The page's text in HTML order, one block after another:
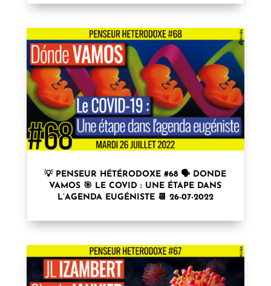
💡 PENSEUR HÉTÉRODOXE #68 🗣 DONDE
VAMOS 🎯 LE COVID : UNE ÉTAPE DANS
L’AGENDA EUGÉNISTE 📆 26-07-2022